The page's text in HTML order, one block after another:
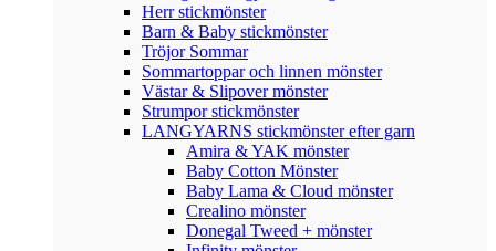
Herr stickmönster
Barn & Baby stickmönster
Tröjor Sommar
Sommartoppar och linnen mönster
Västar & Slipover mönster
Strumpor stickmönster
LANGYARNS stickmönster efter garn
Amira & YAK mönster
Baby Cotton Mönster
Baby Lama & Cloud mönster
Crealino mönster
Donegal Tweed + mönster